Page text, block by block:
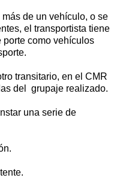
de un vehículo, o se
el transportista tiene
porte como vehículos
transitario, en el CMR
del
grupaje realizado.
una serie de